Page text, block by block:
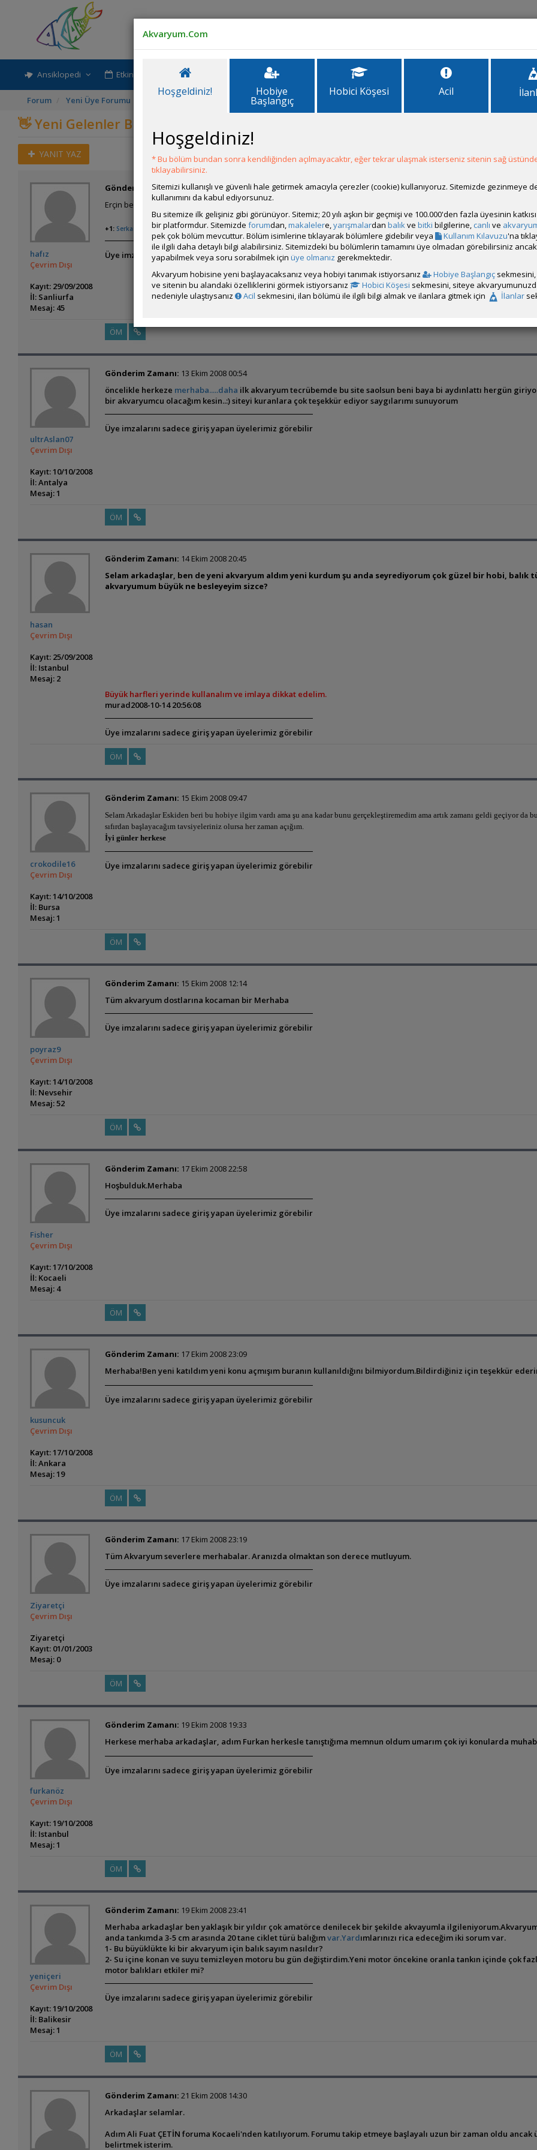
Ansiklopedi Etkinlik-Paylaşım İlanlar Forum
Forum Yeni Üye Forumu 👋 Yeni Gelenler Buradan Merhaba Desin
👋 Yeni Gelenler Buradan Merhaba Desin
YANIT YAZ
hafız
Çevrim Dışı
Kayıt: 29/09/2008
İl: Sanliurfa
Mesaj: 45
Gönderim Zamanı: 12 Ekim 2008 15:20
Erçin bey hoş gelmişsiniz.
+1: Serkan54
Üye imzalarını sadece giriş yapan üyelerimiz görebilir
ÖM
ultrAslan07
Çevrim Dışı
Kayıt: 10/10/2008
İl: Antalya
Mesaj: 1
Gönderim Zamanı: 13 Ekim 2008 00:54
öncelikle herkeze merhaba.....daha ilk akvaryum tecrübemde bu site saolsun beni baya bi aydınlattı hergün
bir akvaryumcu olacağım kesin..:) siteyi kuranlara çok teşekkür ediyor saygılarımı sunuyorum
Üye imzalarını sadece giriş yapan üyelerimiz görebilir
ÖM
hasan
Çevrim Dışı
Kayıt: 25/09/2008
İl: Istanbul
Mesaj: 2
Gönderim Zamanı: 14 Ekim 2008 20:45
Selam arkadaşlar, ben de yeni akvaryum aldım yeni kurdum şu anda seyrediyorum çok güzel bir hobi,
akvaryumum büyük ne besleyeyim sizce?
Büyük harfleri yerinde kullanalım ve imlaya dikkat edelim.
murad2008-10-14 20:56:08
Üye imzalarını sadece giriş yapan üyelerimiz görebilir
ÖM
crokodile16
Çevrim Dışı
Kayıt: 14/10/2008
İl: Bursa
Mesaj: 1
Gönderim Zamanı: 15 Ekim 2008 09:47
Selam Arkadaşlar Eskiden beri bu hobiye ilgim vardı ama şu ana kadar bunu gerçekleştiremedim ama artık zamanı geldi geçiyor
sıfırdan başlayacağım tavsiyeleriniz olursa her zaman açığım.
İyi günler herkese
Üye imzalarını sadece giriş yapan üyelerimiz görebilir
ÖM
poyraz9
Çevrim Dışı
Kayıt: 14/10/2008
İl: Nevsehir
Mesaj: 52
Gönderim Zamanı: 15 Ekim 2008 12:14
Tüm akvaryum dostlarına kocaman bir Merhaba
Üye imzalarını sadece giriş yapan üyelerimiz görebilir
ÖM
Fisher
Çevrim Dışı
Kayıt: 17/10/2008
İl: Kocaeli
Mesaj: 4
Gönderim Zamanı: 17 Ekim 2008 22:58
Hoşbulduk.Merhaba
Üye imzalarını sadece giriş yapan üyelerimiz görebilir
ÖM
kusuncuk
Çevrim Dışı
Kayıt: 17/10/2008
İl: Ankara
Mesaj: 19
Gönderim Zamanı: 17 Ekim 2008 23:09
Merhaba!Ben yeni katıldım yeni konu açmışım buranın kullanıldığını bilmiyordum.Bildirdiğiniz için teşekkür
Üye imzalarını sadece giriş yapan üyelerimiz görebilir
ÖM
Ziyaretçi
Çevrim Dışı
Ziyaretçi
Kayıt: 01/01/2003
Mesaj: 0
Gönderim Zamanı: 17 Ekim 2008 23:19
Tüm Akvaryum severlere merhabalar. Aranızda olmaktan son derece mutluyum.
Üye imzalarını sadece giriş yapan üyelerimiz görebilir
ÖM
furkanöz
Çevrim Dışı
Kayıt: 19/10/2008
İl: Istanbul
Mesaj: 1
Gönderim Zamanı: 19 Ekim 2008 19:33
Herkese merhaba arkadaşlar, adım Furkan herkesle tanıştığıma memnun oldum umarım çok iyi konularda
Üye imzalarını sadece giriş yapan üyelerimiz görebilir
ÖM
yeniçeri
Çevrim Dışı
Kayıt: 19/10/2008
İl: Balikesir
Mesaj: 1
Gönderim Zamanı: 19 Ekim 2008 23:41
Merhaba arkadaşlar ben yaklaşık bir yıldır çok amatörce denilecek bir şekilde akvayumla
anda tankımda 3-5 cm arasında 20 tane ciklet türü balığımvar.Yardımlarınızı rica edeceğim iki sorum var.
1- Bu büyüklükte ki bir akvaryum için balık sayım nasıldır?
2- Su içine konan ve suyu temizleyen motoru bu gün değiştirdim.Yeni motor öncekine oranla tankın içinde çok
motor balıkları etkiler mi?
Üye imzalarını sadece giriş yapan üyelerimiz görebilir
ÖM
Gönderim Zamanı: 21 Ekim 2008 14:30
Arkadaşlar selamlar.
Adım Ali Fuat ÇETİN foruma Kocaeli'nden katılıyorum. Forumu takip etmeye başlayalı uzun bir zaman oldu
belirtmek isterim.
Akvaryum.Com
Hoşgeldiniz! Hobiye
Başlangıç
Hobici Köşesi Acil
Hoşgeldiniz!
* Bu bölüm bundan sonra kendiliğinden açılmayacaktır, eğer tekrar ulaşmak isterseniz sitenin sağ
tıklayabilirsiniz.
Sitemizi kullanışlı ve güvenli hale getirmek amacıyla çerezler (cookie) kullanıyoruz. Sitemizde gezinmeye
kullanımını da kabul ediyorsunuz.
Bu sitemize ilk gelişiniz gibi görünüyor. Sitemiz; 20 yılı aşkın bir geçmişi ve 100.000'den fazla üyesinin
bir platformdur. Sitemizde forumdan,makalelere,yarışmalardan balıkve bitki bilgilerine, canlı ve
pek çok bölüm mevcuttur. Bölüm isimlerine tıklayarak bölümlere gidebilir veya
Kullanım Kılavuzu'na
ile ilgili daha detaylı bilgi alabilirsiniz. Sitemizdeki bu bölümlerin tamamını üye olmadan görebilirsiniz
yapabilmek veya soru sorabilmek için üye olmanız gerekmektedir.
Akvaryum hobisine yeni başlayacaksanız veya hobiyi tanımak istiyorsanız
Hobiye Başlangıç
ve sitenin bu alandaki özelliklerini görmek istiyorsanız
Hobici Köşesi sekmesini, siteye
nedeniyle ulaştıysanız
Acil sekmesini, ilan bölümü ile ilgili bilgi almak ve ilanlara gitmek için İlanlar